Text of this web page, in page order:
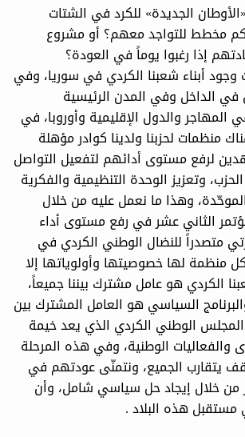
الجديدة» للكرد في الشتات
مخطط للتواجد معهم؟ أو مشروع
إذا رغبوا يوماً في العودة؟
وجود أبناء شعبنا الكردي في سوريا، وفي
الداخل وفي المدن الرئيسية
المهاجر والدول الإقليمية وأوروبا، في
منظمات لحزبنا ولدينا كوادر مؤهلة
لرفع مستوى أدائهم لتفعيل التواصل
وتعزيز الوحدة التنظيمية والفكرية
وهذا ما نعمل عليه من خلال
الثاني عشر في رفع مستوى أداء
متصدراً للنضال الوطني الكردي في
منظمة لها خصوصيتها وأولوياتها إلا
الكردي هو عامل مشترك بيننا جميعاً،
السياسي هو العامل المشترك بين
الوطني الكردي الذي يعد خيمة
والفعاليات الوطنية، وفي هذه المرحلة
يتقارب الجميع، ونتمنّى عودتهم في
من خلال إيجاد حل سياسي شامل، وأن
هذه البلاد .